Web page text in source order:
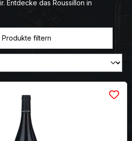
Entdecke das Roussillon in
Produkte filtern